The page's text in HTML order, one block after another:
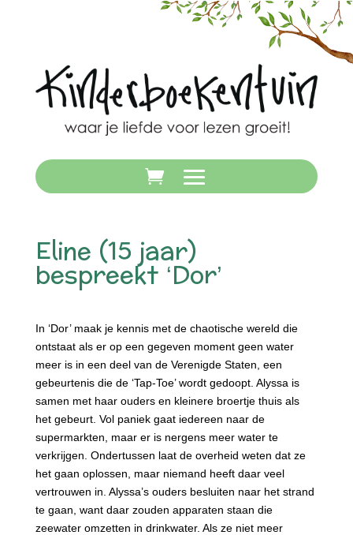
Eline (15 jaar)
bespreekt ‘Dor’
In ‘Dor’ maak je kennis met de chaotische wereld die
ontstaat als er op een gegeven moment geen water
meer is in een deel van de Verenigde Staten, een
gebeurtenis die de ‘Tap-Toe’ wordt gedoopt. Alyssa is
samen met haar ouders en kleinere broertje thuis als
het gebeurt. Vol paniek gaat iedereen naar de
supermarkten, maar er is nergens meer water te
verkrijgen. Ondertussen laat de overheid weten dat ze
het gaan oplossen, maar niemand heeft daar veel
vertrouwen in. Alyssa’s ouders besluiten naar het strand
te gaan, want daar zouden apparaten staan die
zeewater omzetten in drinkwater. Als ze niet meer